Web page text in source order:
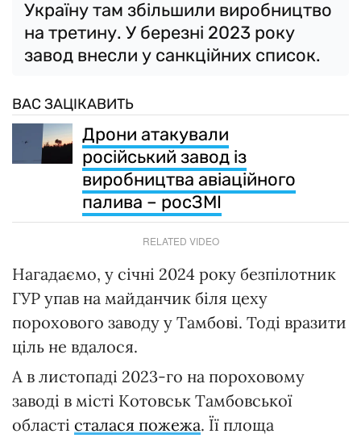
Україну там збільшили виробництво
на третину. У березні 2023 року
завод внесли у санкційних список.
ВАС ЗАЦІКАВИТЬ
Дрони атакували
російський завод із
виробництва авіаційного
палива – росЗМІ
RELATED VIDEO
Нагадаємо, у січні 2024 року безпілотник
ГУР упав на майданчик біля цеху
порохового заводу у Тамбові. Тоді вразити
ціль не вдалося.
А в листопаді 2023-го на пороховому
заводі в місті Котовськ Тамбовської
області сталася пожежа. Її площа